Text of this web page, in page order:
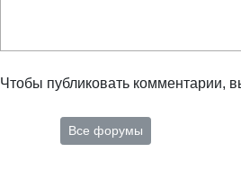
Чтобы публиковать комментарии,
Все форумы